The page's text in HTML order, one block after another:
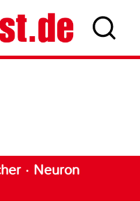
· Neuron